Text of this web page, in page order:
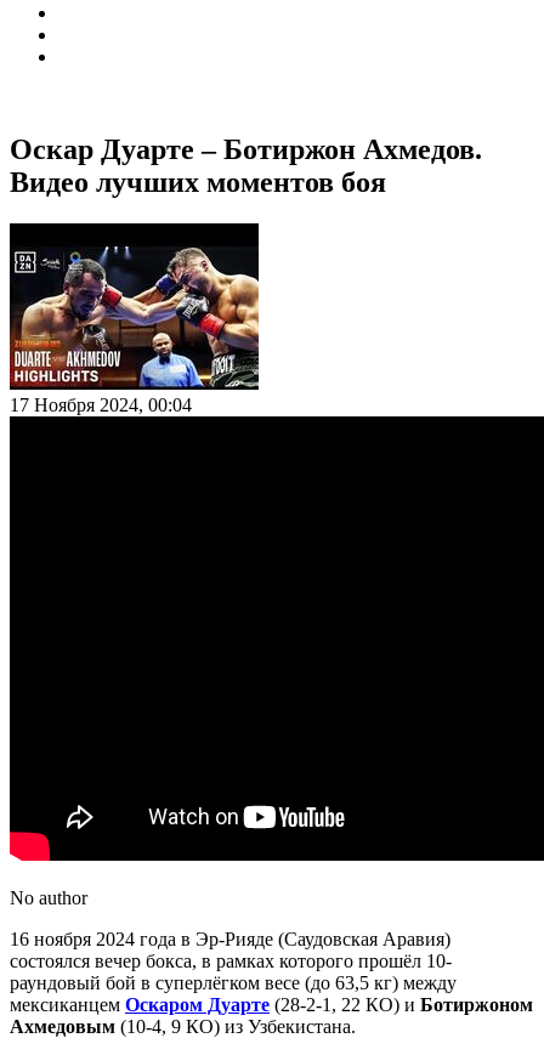
Оскар Дуарте – Ботиржон Ахмедов.
Видео лучших моментов боя
17 Ноября 2024, 00:04
No author
16 ноября 2024 года в Эр-Рияде (Саудовская Аравия)
состоялся вечер бокса, в рамках которого прошёл 10-
раундовый бой в суперлёгком весе (до 63,5 кг) между
мексиканцем Оскаром Дуарте (28-2-1, 22 КО) и Ботиржоном
Ахмедовым (10-4, 9 КО) из Узбекистана.